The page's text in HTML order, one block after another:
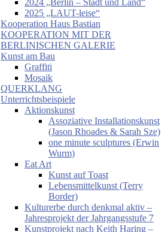
2024 „Berlin – Stadt und Land“
2025 „LAUT-leise“
Kooperation Haus Bastian
KOOPERATION MIT DER
BERLINISCHEN GALERIE
Kunst am Bau
Graffiti
Mosaik
QUERKLANG
Unterrichtsbeispiele
Aktionskunst
Assoziative Installationskunst
(Jason Rhoades & Sarah Sze)
one minute sculptures (Erwin
Wurm)
Eat Art
Kunst auf Toast
Lebensmittelkunst (Terry
Border)
Kulturerbe durch denkmal aktiv –
Jahresprojekt der Jahrgangsstufe 7
Kunstprojekt nach Keith Haring –